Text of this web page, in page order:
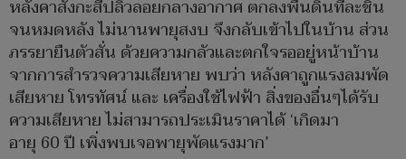
หลังคาสังกะสีปลิวลอยกลางอากาศ ตกลงพื้นดินทีละชิ้น
จนหมดหลัง ไม่นานพายุสงบ จึงกลับเข้าไปในบ้าน ส่วน
ภรรยายืนตัวสั่น ด้วยความกลัวและตกใจรออยู่หน้าบ้าน
จากการสำรวจความเสียหาย พบว่า หลังคาถูกแรงลมพัด
เสียหาย โทรทัศน์ และ เครื่องใช้ไฟฟ้า สิ่งของอื่นๆได้รับ
ความเสียหาย ไม่สามารถประเมินราคาได้ ‘เกิดมา
อายุ 60 ปี เพิ่งพบเจอพายุพัดแรงมาก’